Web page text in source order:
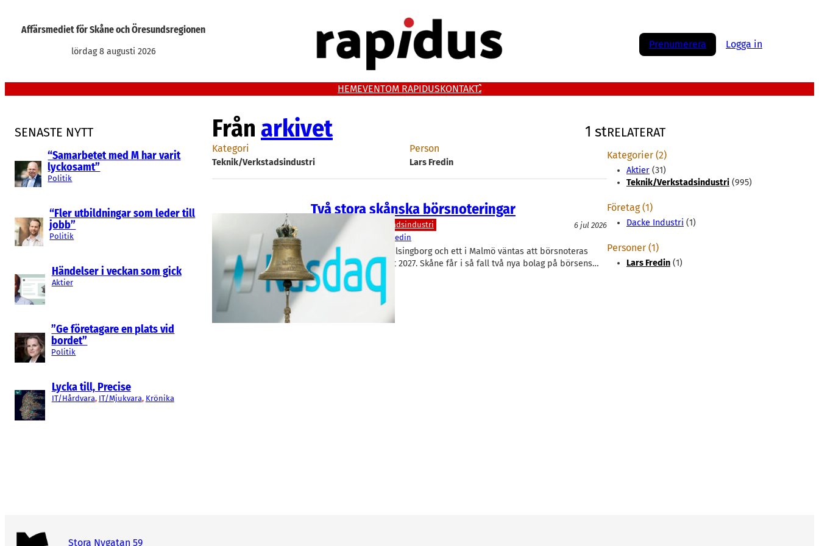
Affärsmediet för Skåne och Öresundsregionen
lördag 8 augusti 2026
Prenumerera Logga in
HEMEVENTOM RAPIDUSKONTAKT
SENASTE NYTT
“Samarbetet med M har varit
lyckosamt”
Politik
“Fler utbildningar som leder till
jobb”
Politik
Händelser i veckan som gick
Aktier
”Ge företagare en plats vid
bordet”
Politik
Lycka till, Precise
IT/Hårdvara, IT/Mjukvara, Krönika
Från arkivet 1 st
Kategori
Teknik/Verkstadsindustri
Person
Lars Fredin
Två stora skånska börsnoteringar
Teknik/Verkstadsindustri
6 jul 2026
Dacke Industri
Lars Fredin
Ett industribolag i Helsingborg och ett i Malmö väntas att börsnoteras
under första halvåret 2027. Skåne får i så fall två nya bolag på börsens…
RELATERAT
Kategorier (2)
Aktier (31)
Teknik/Verkstadsindustri (995)
Företag (1)
Dacke Industri (1)
Personer (1)
Lars Fredin (1)
Stora Nygatan 59